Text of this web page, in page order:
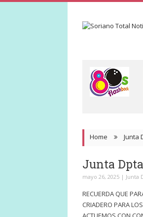
Home Junta
Junta
mayo 26, 2025 | Junta
RECUERDA QUE
CRIADERO PARA